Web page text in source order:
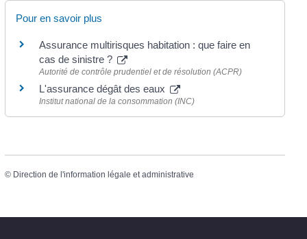
Pour en savoir plus
Assurance multirisques habitation : que faire en
cas de sinistre ?
Autorité de contrôle prudentiel et de résolution (ACPR)
L'assurance dégât des eaux
Institut national de la consommation (INC)
© Direction de l'information légale et administrative